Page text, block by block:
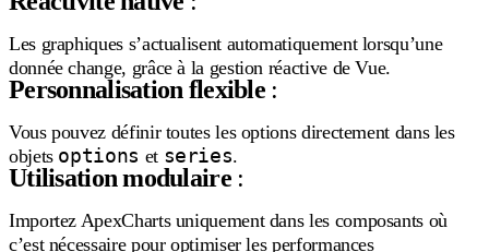
Les graphiques s’actualisent automatiquement lorsqu’une
donnée change, grâce à la gestion réactive de Vue.
Personnalisation flexible :
Vous pouvez définir toutes les options directement dans les
objets options et series.
Utilisation modulaire:
Importez ApexCharts uniquement dans les composants où
c’est nécessaire pour optimiser les performances